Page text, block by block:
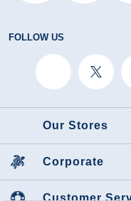
FOLLOW US
Our Stores
Corporate
Customer